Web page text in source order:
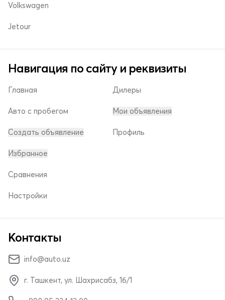
Volkswagen
Jetour
Навигация по сайту и реквизиты
Главная
Авто с пробегом
Создать объявление
Дилеры
Мои объявления
Профиль
Избранное
Сравнения
Настройки
Контакты
info@auto.uz
г. Ташкент, ул. Шахрисабз, 16/1